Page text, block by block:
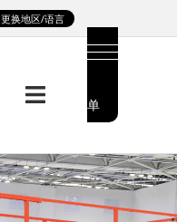
更换地区/语言
MAIN
MENU
单